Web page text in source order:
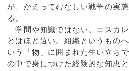
が、かえってむなしい戦争の実
る。
学問や知識ではない。エスカ
とはほど遠い。組織というもの
いう「物」に囲まれた生い立ち
の中で身につけた経験的な知恵